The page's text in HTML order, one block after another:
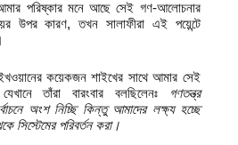
পরিষ্কার মনে আছে সেই গণ-আলোচনার
উপর কারণ, তখন সালাফীরা এই পয়েন্টে
কয়েকজন শাইখের সাথে আমার সেই
তাঁরা বারংবার বলছিলেনঃ
গণতন্ত্র
অংশ নিচ্ছি কিন্তু আমাদের লক্ষ্য হচ্ছে
সিস্টেমের পরিবর্তন করা।